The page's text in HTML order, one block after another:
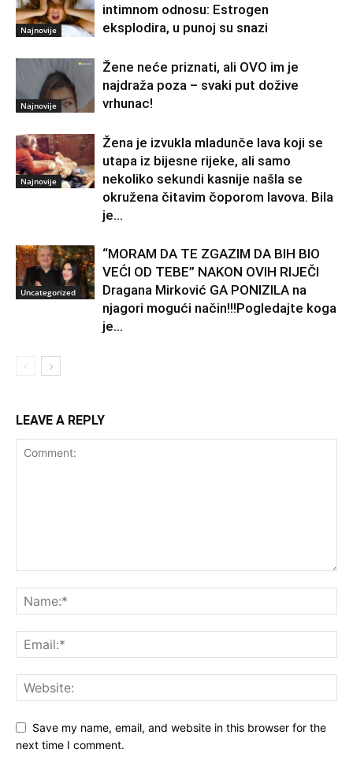
Najnovije
intimnom odnosu: Estrogen
eksplodira, u punoj su snazi
Najnovije
Žene neće priznati, ali OVO im je
najdraža poza – svaki put dožive
vrhunac!
Najnovije
Žena je izvukla mladunče lava koji se
utapa iz bijesne rijeke, ali samo
nekoliko sekundi kasnije našla se
okružena čitavim čoporom lavova. Bila
je...
Uncategorized
“MORAM DA TE ZGAZIM DA BIH BIO
VEĆI OD TEBE” NAKON OVIH RIJEČI
Dragana Mirković GA PONIZILA na
njagori mogući način!!!Pogledajte koga
je...
LEAVE A REPLY
Save my name, email, and website in this browser for the
next time I comment.